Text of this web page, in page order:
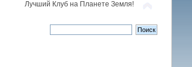
Лучший Клуб на Планете Земля!